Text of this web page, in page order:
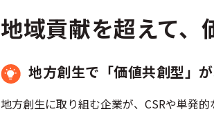
地域貢献を超えて、
地方創生で「価値共創型」
地方創生に取り組む企業が、CSRや単発